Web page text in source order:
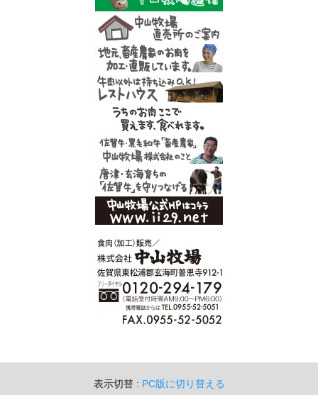
表示切替 : PC版に切り替える